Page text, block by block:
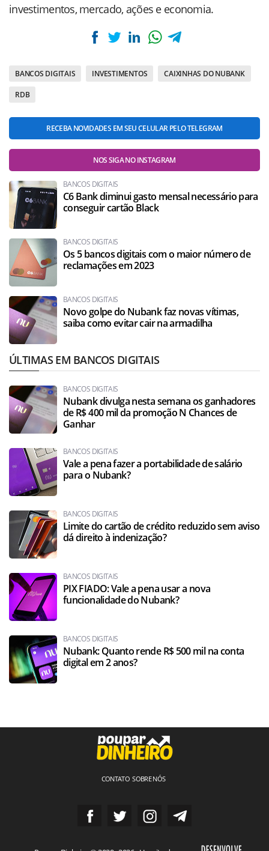
investimentos, mercado, ações e economia.
BANCOS DIGITAIS INVESTIMENTOS CAIXINHAS DO NUBANK
RDB
RECEBA NOVIDADES EM SEU CELULAR PELO TELEGRAM
NOS SIGA NO INSTAGRAM
BANCOS DIGITAIS
C6 Bank diminui gasto mensal necessário para
conseguir cartão Black
BANCOS DIGITAIS
Os 5 bancos digitais com o maior número de
reclamações em 2023
BANCOS DIGITAIS
Novo golpe do Nubank faz novas vítimas,
saiba como evitar cair na armadilha
ÚLTIMAS EM BANCOS DIGITAIS
BANCOS DIGITAIS
Nubank divulga nesta semana os ganhadores
de R$ 400 mil da promoção N Chances de
Ganhar
BANCOS DIGITAIS
Vale a pena fazer a portabilidade de salário
para o Nubank?
BANCOS DIGITAIS
Limite do cartão de crédito reduzido sem aviso
dá direito à indenização?
BANCOS DIGITAIS
PIX FIADO: Vale a pena usar a nova
funcionalidade do Nubank?
BANCOS DIGITAIS
Nubank: Quanto rende R$ 500 mil na conta
digital em 2 anos?
CONTATO SOBRE NÓS